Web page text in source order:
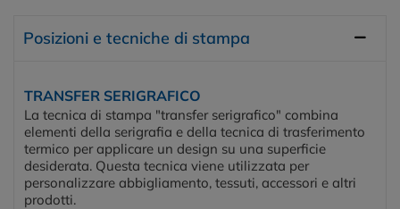
Posizioni e tecniche di stampa
TRANSFER SERIGRAFICO
La tecnica di stampa "transfer serigrafico" combina
elementi della serigrafia e della tecnica di trasferimento
termico per applicare un design su una superficie
desiderata. Questa tecnica viene utilizzata per
personalizzare abbigliamento, tessuti, accessori e altri
prodotti.